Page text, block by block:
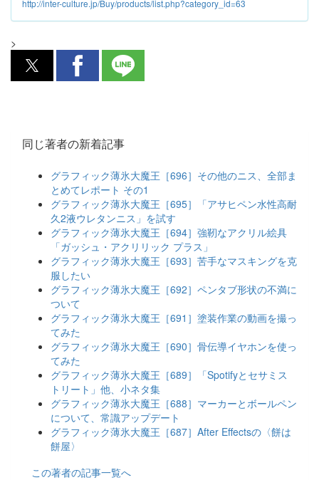
http://inter-culture.jp/Buy/products/list.php?category_id=63
>
同じ著者の新着記事
グラフィック薄氷大魔王［696］その他のニス、全部ま
とめてレポート その1
グラフィック薄氷大魔王［695］「アサヒペン水性高耐
久2液ウレタンニス」を試す
グラフィック薄氷大魔王［694］強靭なアクリル絵具
「ガッシュ・アクリリック プラス」
グラフィック薄氷大魔王［693］苦手なマスキングを克
服したい
グラフィック薄氷大魔王［692］ペンタブ形状の不満に
ついて
グラフィック薄氷大魔王［691］塗装作業の動画を撮っ
てみた
グラフィック薄氷大魔王［690］骨伝導イヤホンを使っ
てみた
グラフィック薄氷大魔王［689］「Spotifyとセサミス
トリート」他、小ネタ集
グラフィック薄氷大魔王［688］マーカーとボールペン
について、常識アップデート
グラフィック薄氷大魔王［687］After Effectsの〈餅は
餅屋〉
この著者の記事一覧へ